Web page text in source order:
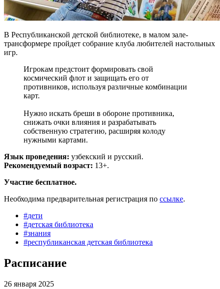
В Республиканской детской библиотеке, в малом зале-
трансформере пройдет собрание клуба любителей настольных
игр.
Игрокам предстоит формировать свой
космический флот и защищать его от
противников, используя различные комбинации
карт.
Нужно искать бреши в обороне противника,
снижать очки влияния и разрабатывать
собственную стратегию, расширяя колоду
нужными картами.
Язык проведения: узбекский и русский.
Рекомендуемый возраст: 13+.
Участие бесплатное.
Необходима предварительная регистрация по ссылке.
#дети
#детская библиотека
#знания
#республиканская детская библиотека
Расписание
26 января 2025